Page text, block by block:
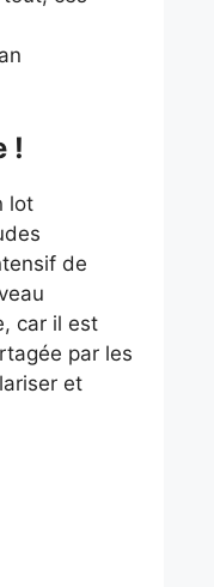
!
lot
de
car il est
par les
et